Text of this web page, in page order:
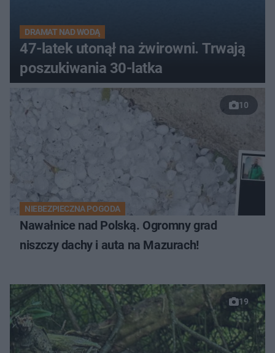
DRAMAT NAD WODĄ
47-latek utonął na żwirowni. Trwają
poszukiwania 30-latka
10
NIEBEZPIECZNA POGODA
Nawałnice nad Polską. Ogromny grad
niszczy dachy i auta na Mazurach!
19